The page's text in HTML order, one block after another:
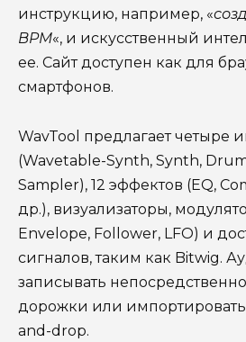
инструкцию, например, «
BPM«, и искусственный
ее. Сайт доступен как для
смартфонов.
WavTool предлагает четыре
(Wavetable-Synth, Synth,
Sampler), 12 эффектов (EQ,
др.), визуализаторы,
Envelope, Follower, LFO) и
сигналов, таким как Bitwig.
записывать
дорожки или
and-drop.